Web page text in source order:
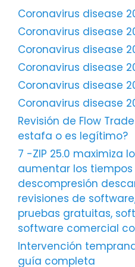
Coronavirus disease
Coronavirus disease
Coronavirus disease
Coronavirus disease
Coronavirus disease
Coronavirus disease
Revisión de Flow
estafa o es legítimo?
7 -ZIP 25.0 maximiza
aumentar los
descompresión
revisiones de
pruebas gratuitas,
software comercial
Intervención
guía completa